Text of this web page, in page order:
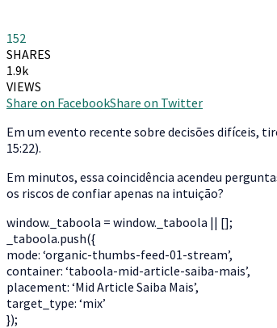
152
SHARES
1.9k
VIEWS
Share on FacebookShare on Twitter
Em um evento recente sobre decisões difíceis,
15:22).
Em minutos, essa coincidência acendeu
os riscos de confiar apenas na intuição?
window._taboola = window._taboola || [];
_taboola.push({
mode: ‘organic-thumbs-feed-01-stream’,
container: ‘taboola-mid-article-saiba-mais’,
placement: ‘Mid Article Saiba Mais’,
target_type: ‘mix’
});